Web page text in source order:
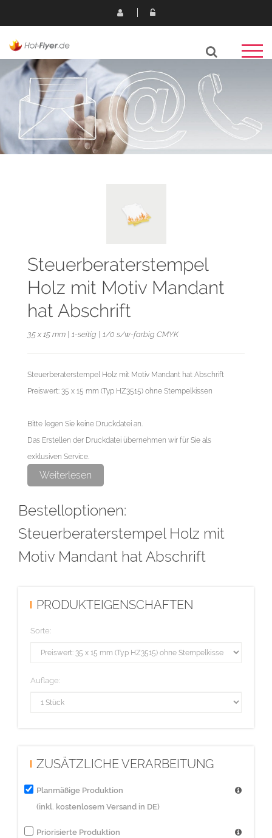
Steuerberaterstempel
Holz mit Motiv Mandant
hat Abschrift
35 x 15 mm | 1-seitig | 1/0 s/w-farbig CMYK
Steuerberaterstempel Holz mit Motiv Mandant hat Abschrift
Preiswert: 35 x 15 mm (Typ HZ3515) ohne Stempelkissen
Bitte legen Sie keine Druckdatei an.
Das Erstellen der Druckdatei übernehmen wir für Sie als
exklusiven Service.
Weiterlesen
Bestelloptionen:
Steuerberaterstempel Holz mit
Motiv Mandant hat Abschrift
PRODUKTEIGENSCHAFTEN
Sorte:
Auflage:
ZUSÄTZLICHE VERARBEITUNG
Planmäßige Produktion
(inkl. kostenlosem Versand in DE)
Priorisierte Produktion